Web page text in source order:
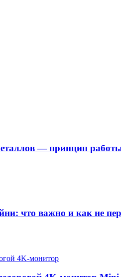
— принцип
что важно и как не